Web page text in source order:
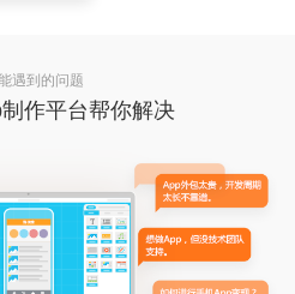
遇到的问题
作平台帮你解决